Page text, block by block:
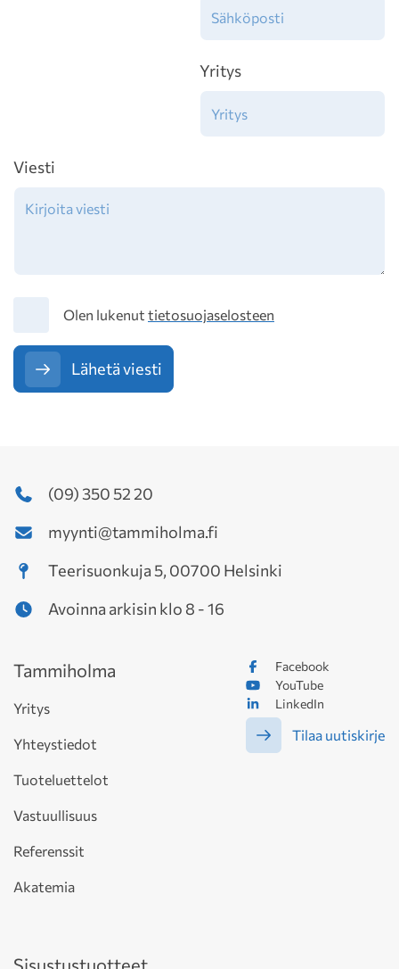
Yritys
Viesti
TietosuojaOlen lukenut tietosuojaselosteen
Lähetä viesti
(09) 350 52 20
myynti@tammiholma.fi
Teerisuonkuja 5, 00700 Helsinki
Avoinna arkisin klo 8 - 16
Facebook
YouTube
LinkedIn
Tilaa uutiskirje
Tammiholma
Yritys
Yhteystiedot
Tuoteluettelot
Vastuullisuus
Referenssit
Akatemia
Sisustustuotteet